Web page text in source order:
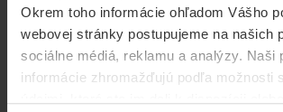
Okrem toho informácie ohľadom Vášho
webovej stránky postupujeme na našich
sociálne médiá, reklamu a analýzy. Naši
informácie zhromažďujú podľa možnosti